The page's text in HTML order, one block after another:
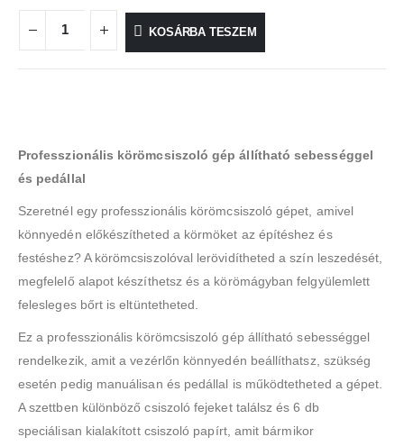
KOSÁRBA TESZEM
Professzionális körömcsiszoló gép állítható sebességgel
és pedállal
Szeretnél egy professzionális körömcsiszoló gépet, amivel
könnyedén előkészítheted a körmöket az építéshez és
festéshez? A körömcsiszolóval lerövidítheted a szín leszedését,
megfelelő alapot készíthetsz és a körömágyban felgyülemlett
felesleges bőrt is eltüntetheted.
Ez a professzionális körömcsiszoló gép állítható sebességgel
rendelkezik, amit a vezérlőn könnyedén beállíthatsz, szükség
esetén pedig manuálisan és pedállal is működtetheted a gépet.
A szettben különböző csiszoló fejeket találsz és 6 db
speciálisan kialakított csiszoló papírt, amit bármikor